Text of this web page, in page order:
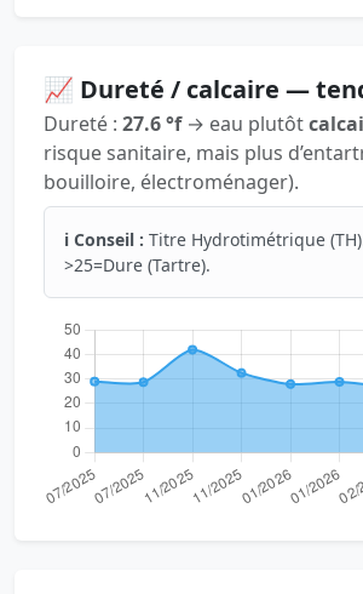
📈 Dureté / calcaire —
Dureté : 27.6 °f→ eau plutôt
risque sanitaire, mais plus
bouilloire, électroménager).
ℹ️ Conseil : Titre Hydrotimétrique
>25=Dure (Tartre).